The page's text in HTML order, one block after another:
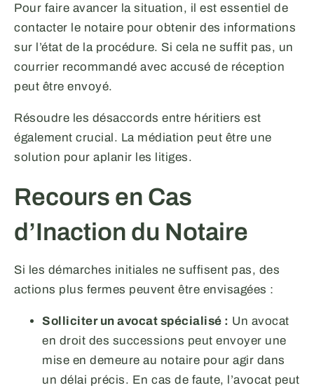
Pour faire avancer la situation, il est essentiel de
contacter le notaire pour obtenir des informations
sur l’état de la procédure. Si cela ne suffit pas, un
courrier recommandé avec accusé de réception
peut être envoyé.
Résoudre les désaccords entre héritiers est
également crucial. La médiation peut être une
solution pour aplanir les litiges.
Recours en Cas
d’Inaction du Notaire
Si les démarches initiales ne suffisent pas, des
actions plus fermes peuvent être envisagées :
Solliciter un avocat spécialisé : Un avocat
en droit des successions peut envoyer une
mise en demeure au notaire pour agir dans
un délai précis. En cas de faute, l’avocat peut